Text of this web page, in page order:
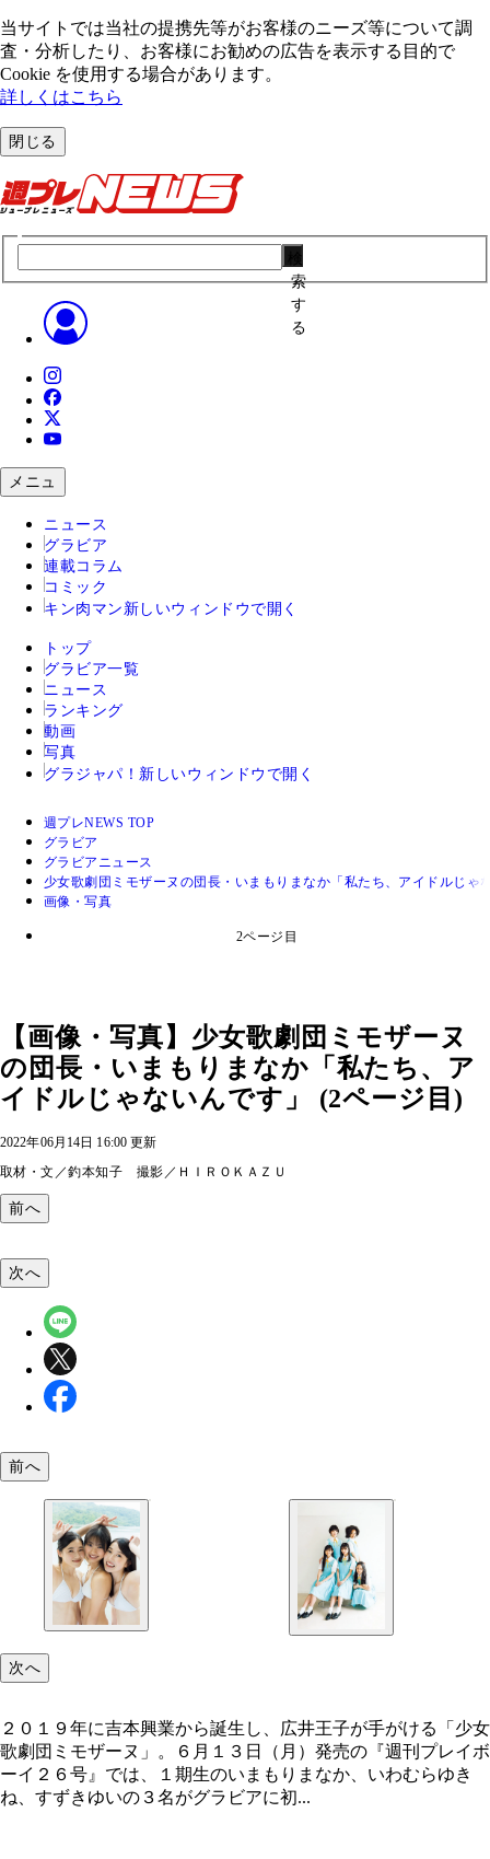
当サイトでは当社の提携先等がお客様のニーズ等について調
査・分析したり、お客様にお勧めの広告を表⽰する⽬的で
Cookie を使⽤する場合があります。
詳しくはこちら
閉じる
索
す
る
メニュ
ニュース
グラビア
連載コラム
コミック
キン肉マン 新しいウィンドウで開く
トップ
グラビア一覧
ニュース
ランキング
動画
写真
グラジャパ！ 新しいウィンドウで開く
週プレNEWS TOP
グラビア
グラビアニュース
少女歌劇団ミモザーヌの団長・いまもりまなか「私たち、アイドルじゃ
画像・写真
2ページ目
【画像・写真】少女歌劇団ミモザーヌ
の団長・いまもりまなか「私たち、ア
イドルじゃないんです」 (2ページ目)
2022年06月14日 16:00 更新
取材・文／釣本知子 撮影／ＨＩＲＯＫＡＺＵ
前へ
次へ
前へ
次へ
２０１９年に吉本興業から誕生し、広井王子が手がける「少女
歌劇団ミモザーヌ」。６月１３日（月）発売の『週刊プレイボ
ーイ２６号』では、１期生のいまもりまなか、いわむらゆき
ね、すずきゆいの３名がグラビアに初...